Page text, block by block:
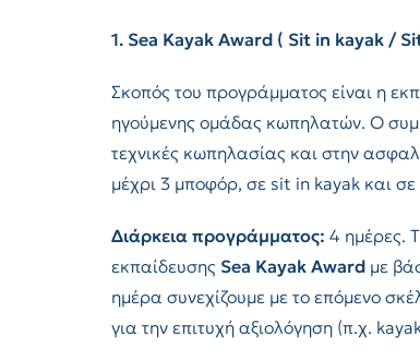
1. Sea Kayak Award ( Sit in kayak /
Σκοπός του προγράμματος είναι η
ηγούμενης ομάδας κωπηλατών. Ο
τεχνικές κωπηλασίας και στην
μέχρι 3 μποφόρ, σε sit in kayak και
Διάρκεια προγράμματος: 4 ημέρες.
εκπαίδευσης Sea Kayak Award με
ημέρα συνεχίζουμε με το επόμενο
για την επιτυχή αξιολόγηση (π.χ.